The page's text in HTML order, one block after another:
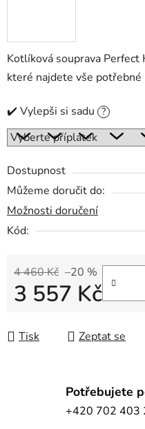
Kotlíková souprava
které najdete vše potřebné
✔️ Vylepši si sadu ?
Dostupnost
Můžeme doručit do:
Možnosti doručení
Kód:
4 460 Kč –20 %
3 557 Kč
Tisk Zeptat se
Potřebujete
+420 702 403